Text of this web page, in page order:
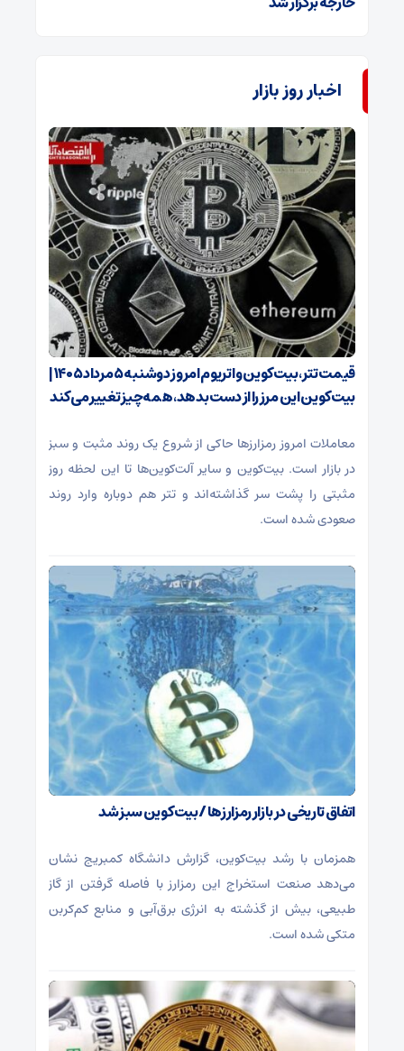
اخبار روز بازار
قیمت تتر، بیت‌کوین و اتریوم امروز دوشنبه ۵ مرداد ۱۴۰۵ |
بیت‌کوین این مرز را از دست بدهد، همه‌چیز تغییر می‌کند
معاملات امروز رمزارز‌ها حاکی از شروع یک روند مثبت و سبز
در بازار است. بیت‌کوین و سایر آلت‌کوین‌ها تا این لحظه روز
مثبتی را پشت سر گذاشته‌اند و تتر هم دوباره وارد روند
صعودی شده است.
اتفاق تاریخی در بازار رمزارزها / بیت‌کوین سبز شد
همزمان با رشد بیت‌کوین، گزارش دانشگاه کمبریج نشان
می‌دهد صنعت استخراج این رمزارز با فاصله گرفتن از گاز
طبیعی، بیش از گذشته به انرژی برق‌آبی و منابع کم‌کربن
متکی شده است.